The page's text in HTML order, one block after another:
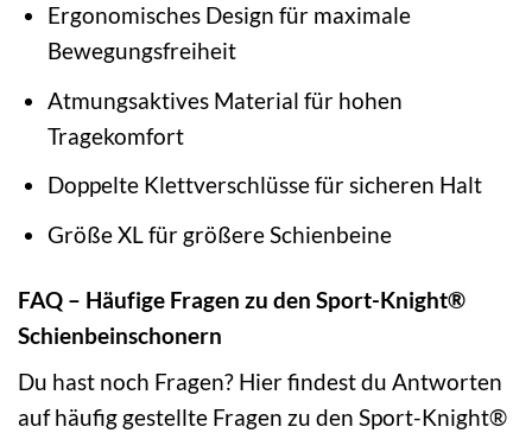
Ergonomisches Design für maximale
Bewegungsfreiheit
Atmungsaktives Material für hohen
Tragekomfort
Doppelte Klettverschlüsse für sicheren Halt
Größe XL für größere Schienbeine
FAQ – Häufige Fragen zu den Sport-Knight®
Schienbeinschonern
Du hast noch Fragen? Hier findest du Antworten
auf häufig gestellte Fragen zu den Sport-Knight®